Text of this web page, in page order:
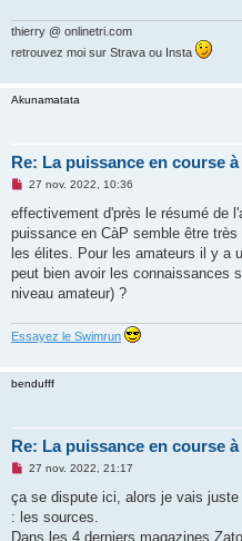
thierry @ onlinetri.com
retrouvez moi sur Strava ou Insta
Akunamatata
Re: La puissance en course
M
s
a
g
n
o
27 nov. 2022, 10:36
effectivement d'près le résumé de
puissance en CàP semble être
les élites. Pour les amateurs il y a
peut bien avoir les connaissances
niveau amateur) ?
Essayez le Swimrun
bendufff
Re: La puissance en course
M
s
a
g
27 nov. 2022, 21:17
ça se dispute ici, alors je vais
: les sources.
Dans les 4 derniers magazines